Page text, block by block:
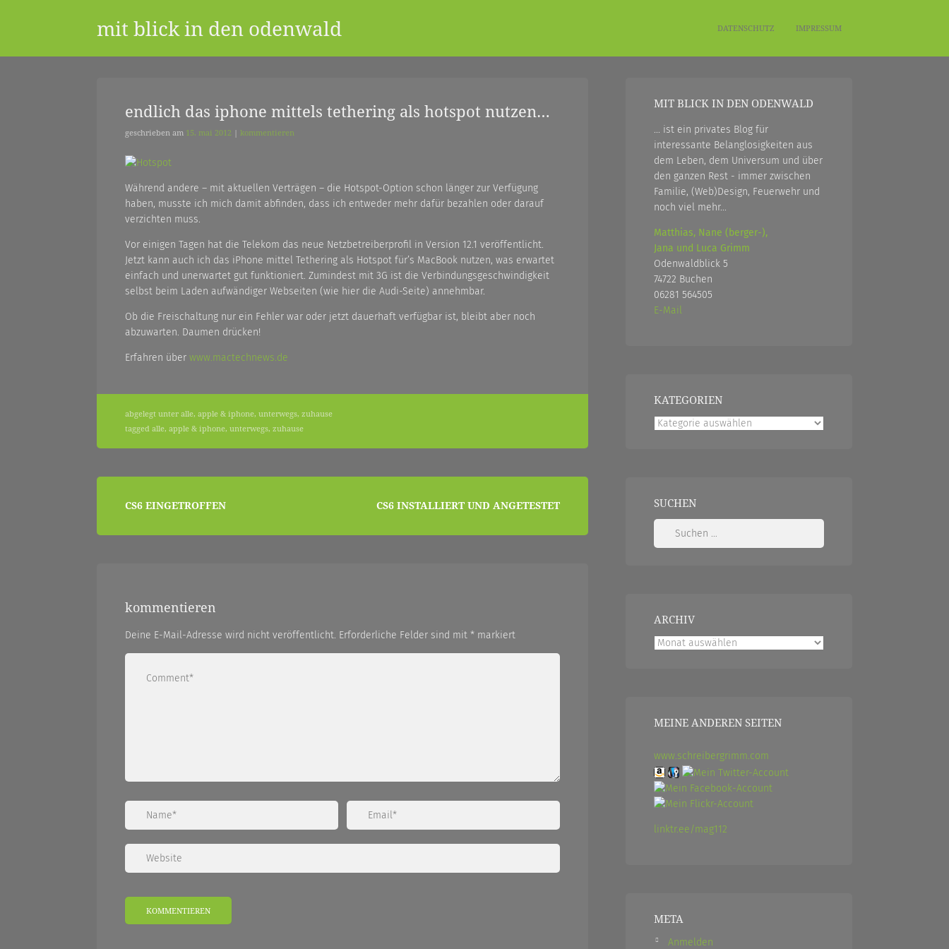
mit blick in den odenwald
blog
dem
odenwald
zwischendurch
und
nebenher…
DATENSCHUTZ IMPRESSUM
endlich das iphone mittels tethering als hotspot nutzen…
geschrieben am 15. mai 2012 | kommentieren
Während andere – mit aktuellen Verträgen – die Hotspot-Option schon länger zur Verfügung
haben, musste ich mich damit abfinden, dass ich entweder mehr dafür bezahlen oder darauf
verzichten muss.
Vor einigen Tagen hat die Telekom das neue Netzbetreiberprofil in Version 12.1 veröffentlicht.
Jetzt kann auch ich das iPhone mittel Tethering als Hotspot für’s MacBook nutzen, was erwartet
einfach und unerwartet gut funktioniert. Zumindest mit 3G ist die Verbindungsgeschwindigkeit
selbst beim Laden aufwändiger Webseiten (wie hier die Audi-Seite) annehmbar.
Ob die Freischaltung nur ein Fehler war oder jetzt dauerhaft verfügbar ist, bleibt aber noch
abzuwarten. Daumen drücken!
Erfahren über www.mactechnews.de
abgelegt unter alle, apple & iphone, unterwegs, zuhause
tagged alle, apple & iphone, unterwegs, zuhause
beitragsnavigation
CS6 EINGETROFFEN CS6 INSTALLIERT UND ANGETESTET
kommentieren
Deine E-Mail-Adresse wird nicht veröffentlicht. Erforderliche Felder sind mit * markiert
MIT BLICK IN DEN ODENWALD
... ist ein privates Blog für
interessante Belanglosigkeiten aus
dem Leben, dem Universum und über
den ganzen Rest - immer zwischen
Familie, (Web)Design, Feuerwehr und
noch viel mehr...
Matthias, Nane (berger-),
Jana und Luca Grimm
Odenwaldblick 5
74722 Buchen
06281 564505
E-Mail
KATEGORIEN
Kategorien
SUCHEN
Suchen
ARCHIV
Archiv
MEINE ANDEREN SEITEN
www.schreibergrimm.com
linktr.ee/mag112
META
Anmelden